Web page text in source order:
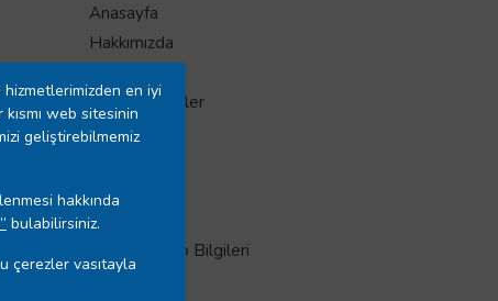
Anasayfa
Hakkımızda
İndirimli Ürünler
Yeni Ürünler
İletişim
Mağazalar
Banka Hesap Bilgileri
hizmetlerimizden en iyi
web sitesinin
geliştirebilmemiz
hakkında
bulabilirsiniz.
çerezler vasıtayla